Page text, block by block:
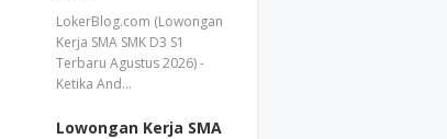
LokerBlog.com (Lowongan
Kerja SMA SMK D3 S1
Terbaru Agustus 2026) -
Ketika And…
Lowongan Kerja SMA